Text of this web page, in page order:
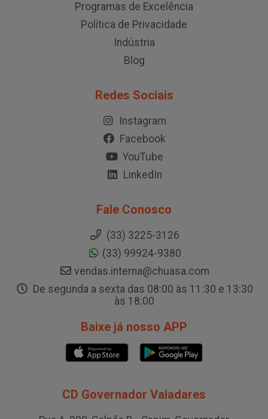
Programas de Excelência
Política de Privacidade
Indústria
Blog
Redes Sociais
Instagram
Facebook
YouTube
LinkedIn
Fale Conosco
(33) 3225-3126
(33) 99924-9380
vendas.interna@chuasa.com
De segunda a sexta das 08:00 às 11:30 e 13:30
às 18:00
Baixe já nosso APP
CD Governador Valadares